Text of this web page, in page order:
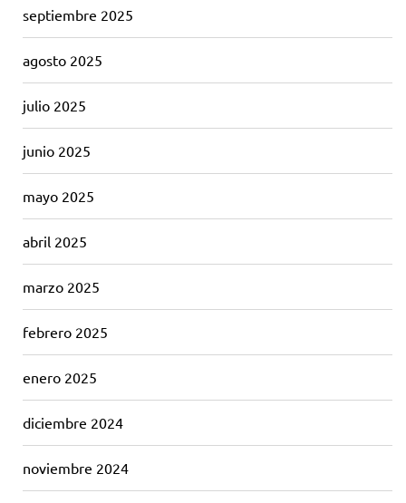
septiembre 2025
agosto 2025
julio 2025
junio 2025
mayo 2025
abril 2025
marzo 2025
febrero 2025
enero 2025
diciembre 2024
noviembre 2024